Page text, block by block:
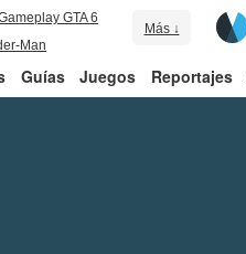
GTA 6
Man
Más ↓
Guías Juegos Reportajes